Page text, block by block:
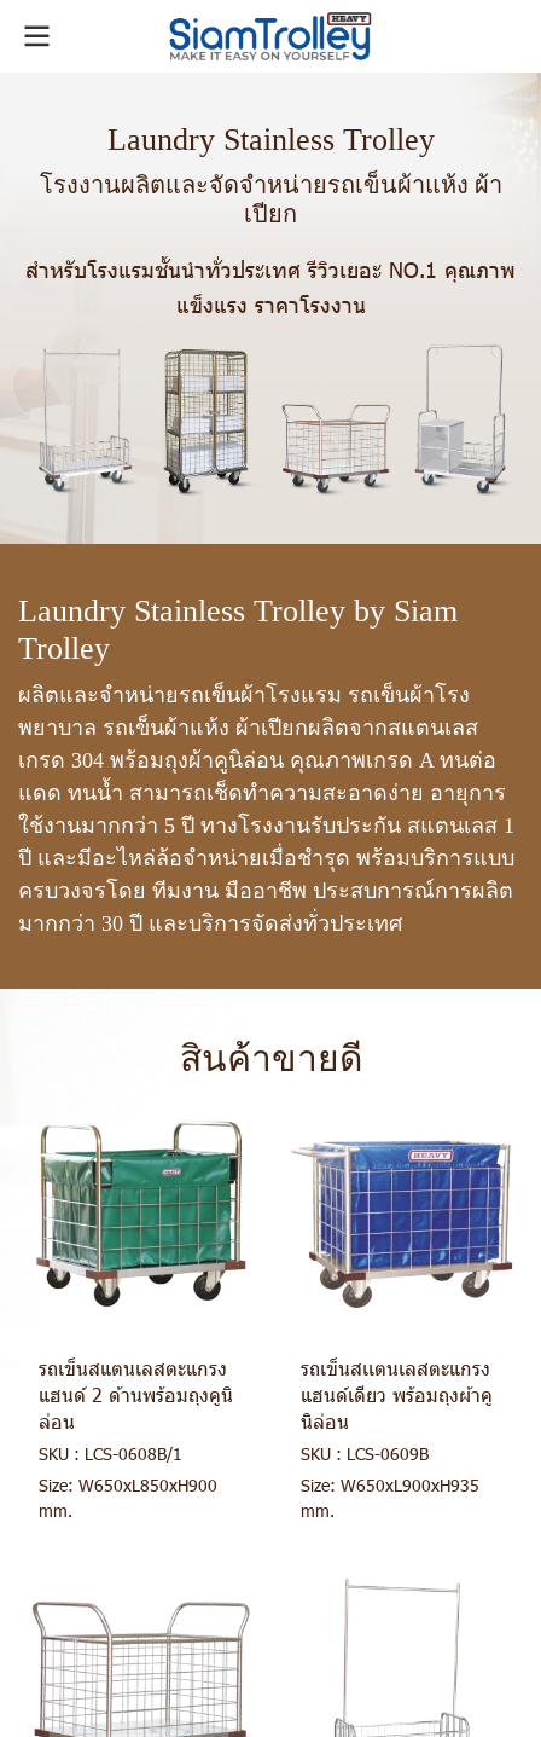
Laundry Stainless Trolley
โรงงานผลิตและจัดจำหน่ายรถเข็นผ้าแห้ง ผ้า
เปียก
สำหรับโรงแรมชั้นนำทั่วประเทศรีวิวเยอะ NO.1 คุณภาพ
แข็งแรง ราคาโรงงาน
Laundry Stainless Trolley by Siam
Trolley
ผลิตและจำหน่ายรถเข็นผ้าโรงแรม รถเข็นผ้าโรง
พยาบาล รถเข็นผ้าแห้ง ผ้าเปียกผลิตจากสแตนเลส
เกรด 304 พร้อมถุงผ้าคูนิล่อน คุณภาพเกรด A ทนต่อ
แดด ทนน้ำ สามารถเช็ดทำความสะอาดง่าย อายุการ
ใช้งานมากกว่า 5 ปี ทางโรงงานรับประกัน สแตนเลส 1
ปี และมีอะไหล่ล้อจำหน่ายเมื่อชำรุด พร้อมบริการแบบ
ครบวงจรโดย ทีมงาน มืออาชีพ ประสบการณ์การผลิต
มากกว่า 30 ปี และบริการจัดส่งทั่วประเทศ
สินค้าขายดี
รถเข็นสแตนเลสตะแกรง
แฮนด์ 2 ด้านพร้อมถุงคูนิ
ล่อน
SKU : LCS-0608B/1
Size: W650xL850xH900
mm.
รถเข็นสเเตนเลสตะแกรง
แฮนด์เดียว พร้อมถุงผ้าคู
นิล่อน
SKU : LCS-0609B
Size: W650xL900xH935
mm.